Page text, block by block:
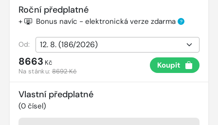
Roční předplatné
+ Bonus navíc - elektronická verze zdarma ?
Od:
8663 Kč
Na stánku:8692 Kč
Koupit
Vlastní předplatné
(0 čísel)